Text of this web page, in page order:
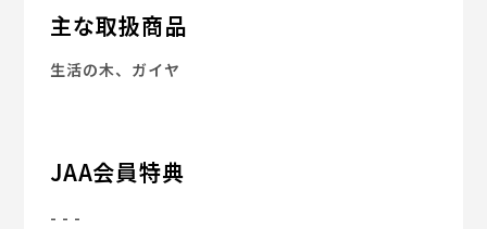
主な取扱商品
生活の木、ガイヤ
JAA会員特典
- - -